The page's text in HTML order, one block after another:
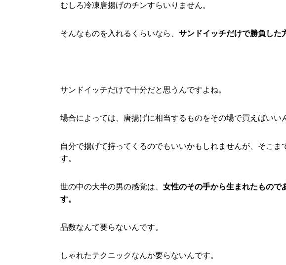
むしろ冷凍唐揚げのチンすらいりません。
そんなものを入れるくらいなら、 サンドイッチだけで勝負した
サンドイッチだけで十分だと思うんですよね。
場合によっては、唐揚げに相当するものをその場で買えばいい
自分で揚げて持ってくるのでもいいかもしれませんが、そこま
す。
世の中の大半の男の感覚は、 女性のその手から生まれたもので
す。
品数なんて要らないんです。
しゃれたテクニックなんか要らないんです。